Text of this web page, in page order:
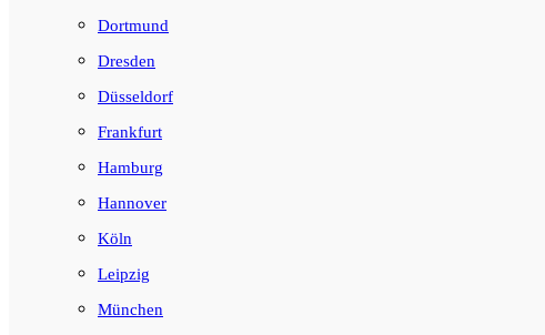
Dortmund
Dresden
Düsseldorf
Frankfurt
Hamburg
Hannover
Köln
Leipzig
München